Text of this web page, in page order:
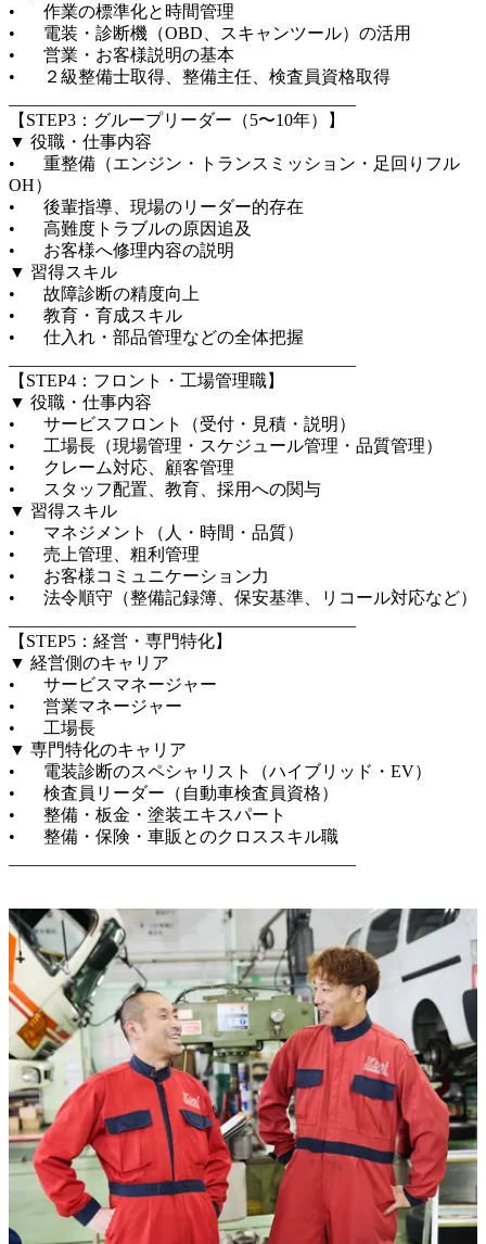
•	作業の標準化と時間管理
•	電装・診断機（OBD、スキャンツール）の活用
•	営業・お客様説明の基本
•	２級整備士取得、整備主任、検査員資格取得
【STEP3：グループリーダー（5〜10年）】
▼ 役職・仕事内容
•	重整備（エンジン・トランスミッション・足回りフル
OH）
•	後輩指導、現場のリーダー的存在
•	高難度トラブルの原因追及
•	お客様へ修理内容の説明
▼ 習得スキル
•	故障診断の精度向上
•	教育・育成スキル
•	仕入れ・部品管理などの全体把握
【STEP4：フロント・工場管理職】
▼ 役職・仕事内容
•	サービスフロント（受付・見積・説明）
•	工場長（現場管理・スケジュール管理・品質管理）
•	クレーム対応、顧客管理
•	スタッフ配置、教育、採用への関与
▼ 習得スキル
•	マネジメント（人・時間・品質）
•	売上管理、粗利管理
•	お客様コミュニケーション力
•	法令順守（整備記録簿、保安基準、リコール対応など）
【STEP5：経営・専門特化】
▼ 経営側のキャリア
•	サービスマネージャー
•	営業マネージャー
•	工場長
▼ 専門特化のキャリア
•	電装診断のスペシャリスト（ハイブリッド・EV）
•	検査員リーダー（自動車検査員資格）
•	整備・板金・塗装エキスパート
•	整備・保険・車販とのクロススキル職